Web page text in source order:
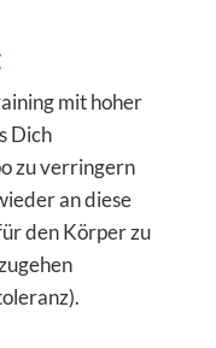
mit hoher
Dich
zu verringern
an diese
den Körper zu